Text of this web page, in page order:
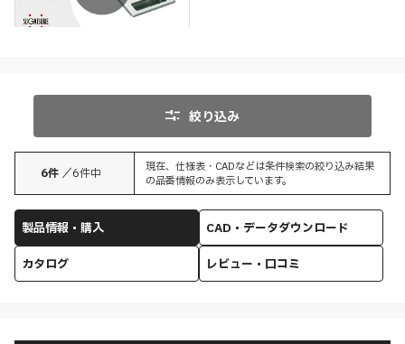
絞り込み
6件 ／6件中
現在、仕様表・CADなどは条件検索の絞り込み結果
の品番情報のみ表示しています。
製品情報・購入
CAD・データダウンロード
カタログ
レビュー・口コミ